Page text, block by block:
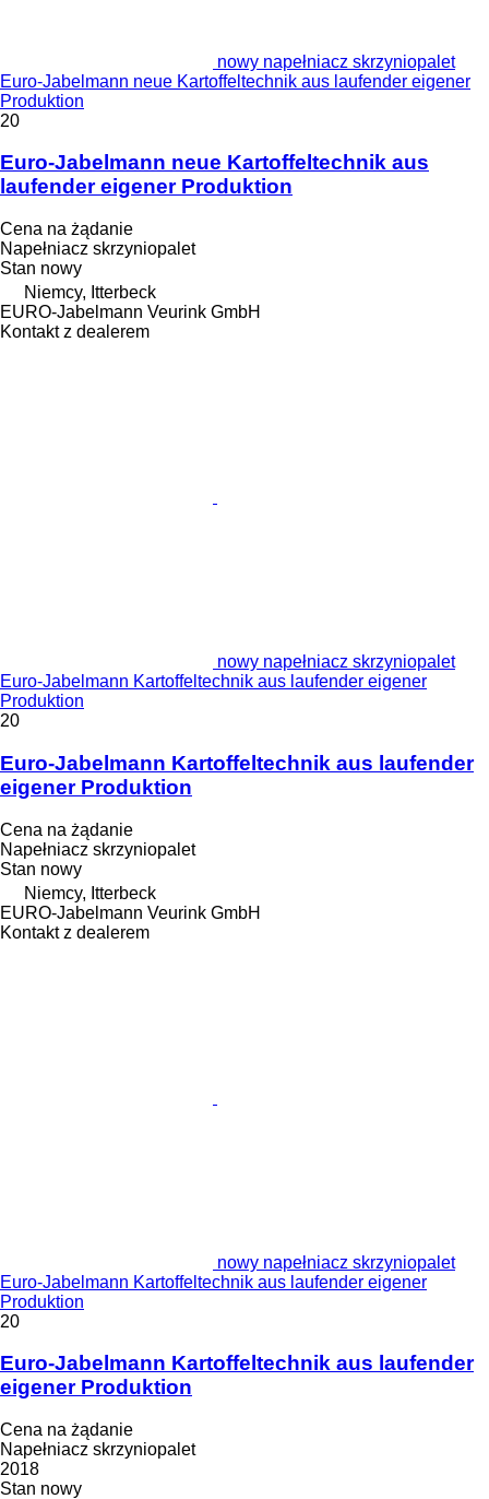
nowy napełniacz skrzyniopalet
Euro-Jabelmann neue Kartoffeltechnik aus laufender eigener
Produktion
20
Euro-Jabelmann neue Kartoffeltechnik aus
laufender eigener Produktion
Cena na żądanie
Napełniacz skrzyniopalet
Stan nowy
Niemcy, Itterbeck
EURO-Jabelmann Veurink GmbH
Kontakt z dealerem
nowy napełniacz skrzyniopalet
Euro-Jabelmann Kartoffeltechnik aus laufender eigener
Produktion
20
Euro-Jabelmann Kartoffeltechnik aus laufender
eigener Produktion
Cena na żądanie
Napełniacz skrzyniopalet
Stan nowy
Niemcy, Itterbeck
EURO-Jabelmann Veurink GmbH
Kontakt z dealerem
nowy napełniacz skrzyniopalet
Euro-Jabelmann Kartoffeltechnik aus laufender eigener
Produktion
20
Euro-Jabelmann Kartoffeltechnik aus laufender
eigener Produktion
Cena na żądanie
Napełniacz skrzyniopalet
2018
Stan nowy